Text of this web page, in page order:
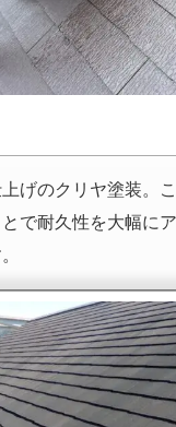
げのクリヤ塗装。
で耐久性を大幅に